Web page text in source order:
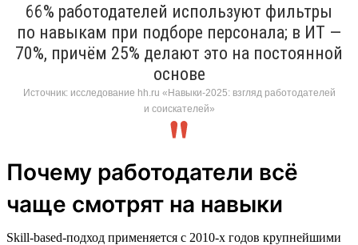
66% работодателей используют фильтры
по навыкам при подборе персонала; в ИТ —
70%, причём 25% делают это на постоянной
основе
Источник: исследование hh.ru «Навыки-2025: взгляд работодателей
и соискателей»
Почему работодатели всё
чаще смотрят на навыки
Skill-based-подход применяется с 2010-х годов крупнейшими